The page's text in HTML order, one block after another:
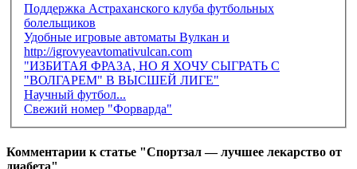
Поддержка Астраханского клуба футбольных
болельщиков
Удобные игровые автоматы Вулкан и
http://igrovyeavtomativulcan.com
"ИЗБИТАЯ ФРАЗА, НО Я ХОЧУ СЫГРАТЬ С
"ВОЛГАРЕМ" В ВЫСШЕЙ ЛИГЕ"
Научный футбол...
Свежий номер "Форварда"
Комментарии к статье "Спортзал — лучшее лекарство от
диабета"